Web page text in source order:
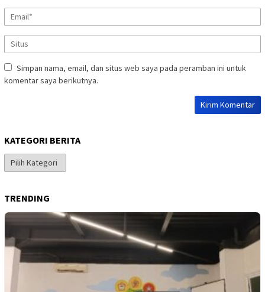
Simpan nama, email, dan situs web saya pada peramban ini untuk
komentar saya berikutnya.
KATEGORI BERITA
Kategori
Berita
TRENDING